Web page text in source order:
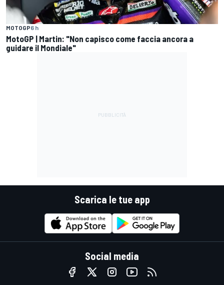
MOTOGP6 h
MotoGP | Martin: "Non capisco come faccia ancora a
guidare il Mondiale"
Scarica le tue app
Social media